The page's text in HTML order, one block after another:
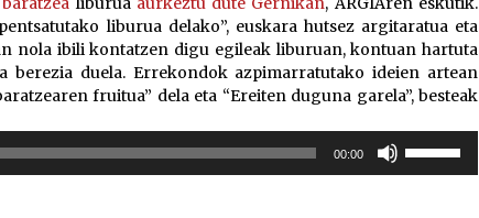
liburua delako”, euskara hutsez argitaratua eta
nola ibili kontatzen digu egileak liburuan, kontuan hartuta
duela. Errekondok azpimarratutako ideien artean
fruitua” dela eta “Ereiten duguna garela”, besteak
00:00